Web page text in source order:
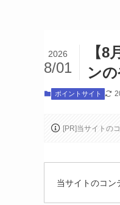
【
ン
2026
8/01
ポイントサイト
[PR]当サイトの
当サイトのコン